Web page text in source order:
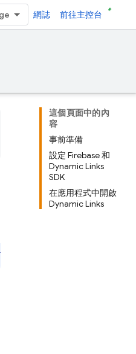
網誌 前往主控台
這個頁面中的內
容
事前準備
設定 Firebase 和
Dynamic Links
SDK
在應用程式中開啟
Dynamic Links